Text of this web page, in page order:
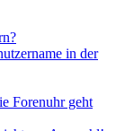
in der
Forenuhr geht